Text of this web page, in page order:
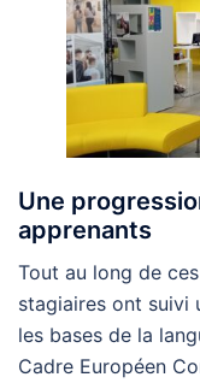
Une
apprenants
Tout au long de
stagiaires ont suivi
les bases de la
Cadre Européen